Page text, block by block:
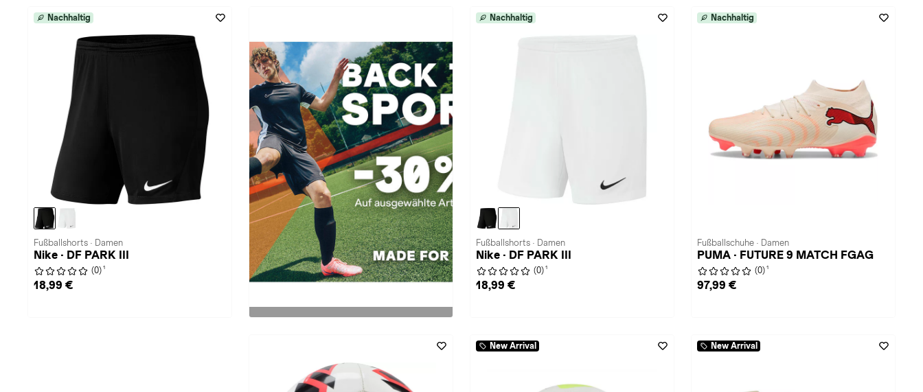
Nachhaltig
Fußballshorts · Damen
Nike · DF PARK III
(0) 1
18,99 €
Nachhaltig
Fußballshorts · Damen
Nike · DF PARK III
(0) 1
18,99 €
Nachhaltig
Fußballschuhe · Damen
PUMA · FUTURE 9 MATCH FGAG
(0) 1
97,99 €
New Arrival New Arrival